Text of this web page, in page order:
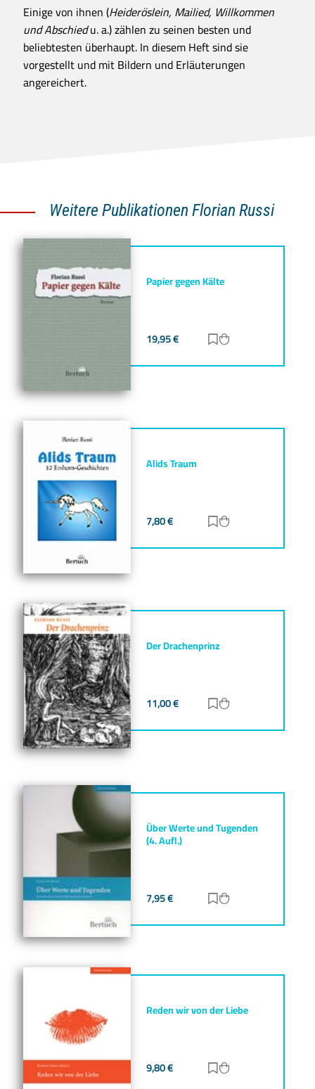
Einige von ihnen (Heideröslein, Mailied, Willkommen
und Abschiedu. a.) zählen zu seinen besten und
beliebtesten überhaupt. In diesem Heft sind sie
vorgestellt und mit Bildern und Erläuterungen
angereichert.
Weitere Publikationen Florian Russi
Papier gegen Kälte
19,95€ Zur Merkliste
Alids Traum
7,80€ Zur Merkliste
Der Drachenprinz
11,00€ Zur Merkliste
Über Werte und Tugenden
(4. Aufl.)
7,95€ Zur Merkliste
Reden wir von der Liebe
9,80€ Zur Merkliste